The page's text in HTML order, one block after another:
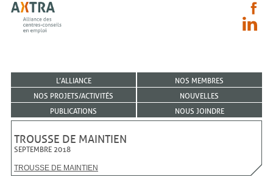
L’ALLIANCE
NOS MEMBRES
NOS PROJETS/ACTIVITÉS
NOUVELLES
PUBLICATIONS
NOUS JOINDRE
TROUSSE DE MAINTIEN
SEPTEMBRE 2018
TROUSSE DE MAINTIEN